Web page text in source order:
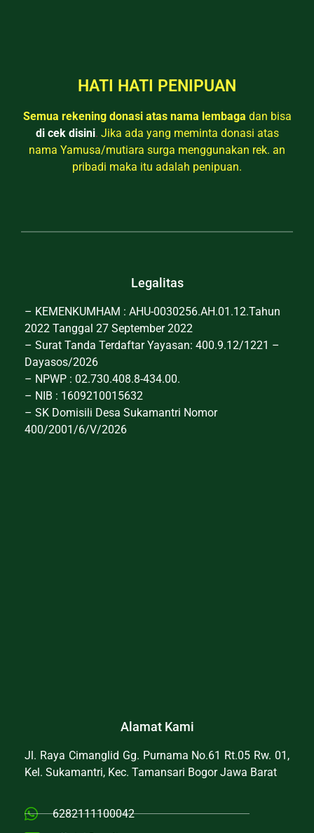
HATI HATI PENIPUAN
Semua rekening donasi atas nama lembaga dan bisa
di cek disini. Jika ada yang meminta donasi atas
nama Yamusa/mutiara surga menggunakan rek. an
pribadi maka itu adalah penipuan.
Legalitas
– KEMENKUMHAM : AHU-0030256.AH.01.12.Tahun
2022 Tanggal 27 September 2022
– Surat Tanda Terdaftar Yayasan: 400.9.12/1221 –
Dayasos/2026
– NPWP : 02.730.408.8-434.00.
– NIB : 1609210015632
– SK Domisili Desa Sukamantri Nomor
400/2001/6/V/2026
Alamat Kami
Jl. Raya Cimanglid Gg. Purnama No.61 Rt.05 Rw. 01,
Kel. Sukamantri, Kec. Tamansari Bogor Jawa Barat
6282111100042